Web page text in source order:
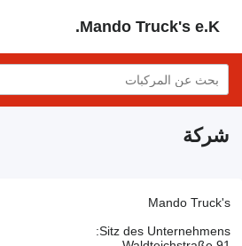
Mando Truck's e.K.
شركة
Mando Truck's
Sitz des Unternehmens: